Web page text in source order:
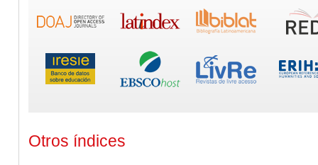
Otros índices